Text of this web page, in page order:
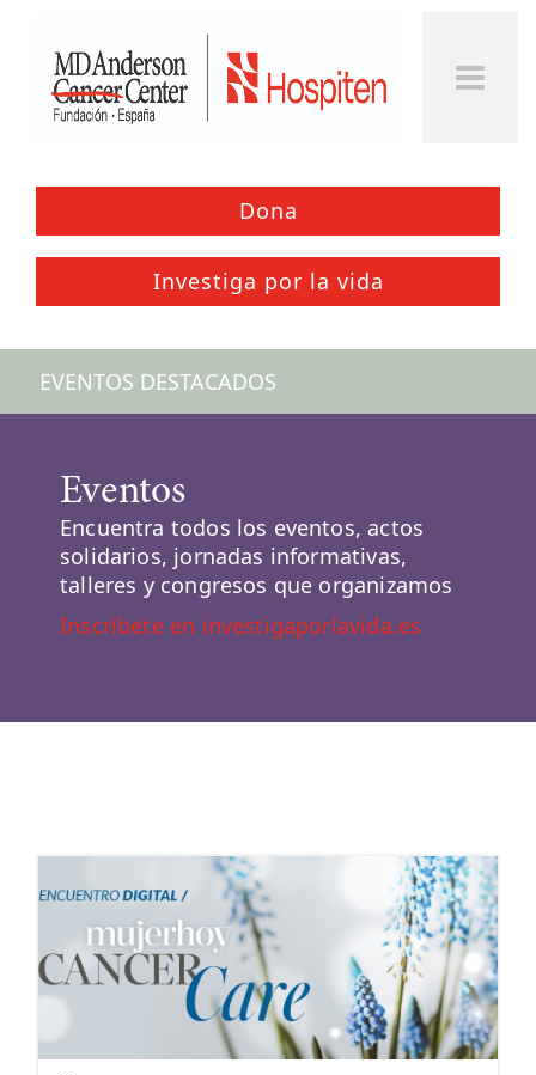
Dona
Investiga por la vida
EVENTOS DESTACADOS
Eventos
Encuentra todos los eventos, actos
solidarios, jornadas informativas,
talleres y congresos que organizamos
Inscríbete en investigaporlavida.es